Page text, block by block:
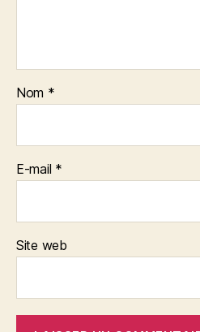
Nom *
E-mail *
Site web